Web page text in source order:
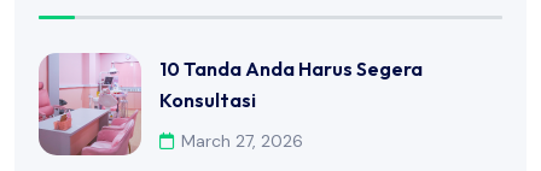
10 Tanda Anda Harus Segera
Konsultasi
March 27, 2026